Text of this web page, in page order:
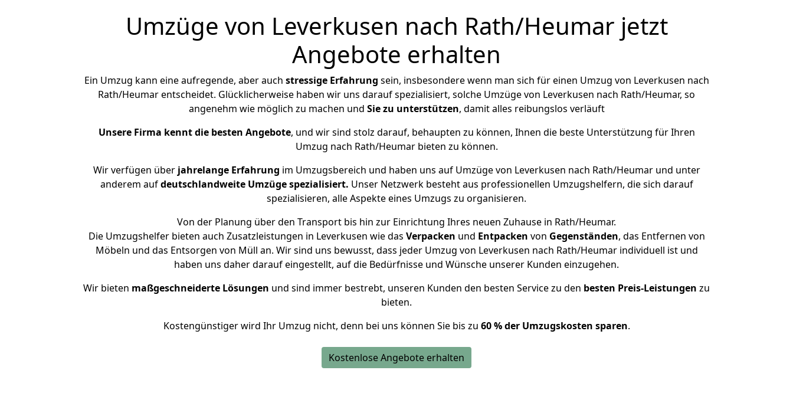
Umzüge von Leverkusen nach Rath/Heumar jetzt
Angebote erhalten
Ein Umzug kann eine aufregende, aber auch stressige Erfahrung sein, insbesondere wenn man sich für einen Umzug von Leverkusen nach
Rath/Heumar entscheidet. Glücklicherweise haben wir uns darauf spezialisiert, solche Umzüge von Leverkusen nach Rath/Heumar, so
angenehm wie möglich zu machen und Sie zu unterstützen, damit alles reibungslos verläuft
Unsere Firma kennt die besten Angebote, und wir sind stolz darauf, behaupten zu können, Ihnen die beste Unterstützung für Ihren
Umzug nach Rath/Heumar bieten zu können.
Wir verfügen überjahrelange Erfahrung im Umzugsbereich und haben uns auf Umzüge von Leverkusen nach Rath/Heumar und unter
anderem aufdeutschlandweite Umzüge spezialisiert. Unser Netzwerk besteht aus professionellen Umzugshelfern, die sich darauf
spezialisieren, alle Aspekte eines Umzugs zu organisieren.
Von der Planung über den Transport bis hin zur Einrichtung Ihres neuen Zuhause in Rath/Heumar.
Die Umzugshelfer bieten auch Zusatzleistungen in Leverkusen wie das Verpacken und Entpacken von Gegenständen, das Entfernen von
Möbeln und das Entsorgen von Müll an. Wir sind uns bewusst, dass jeder Umzug von Leverkusen nach Rath/Heumar individuell ist und
haben uns daher darauf eingestellt, auf die Bedürfnisse und Wünsche unserer Kunden einzugehen.
Wir bieten maßgeschneiderte Lösungen und sind immer bestrebt, unseren Kunden den besten Service zu den besten Preis-Leistungen zu
bieten.
Kostengünstiger wird Ihr Umzug nicht, denn bei uns können Sie bis zu 60 % der Umzugskosten sparen.
Kostenlose Angebote erhalten